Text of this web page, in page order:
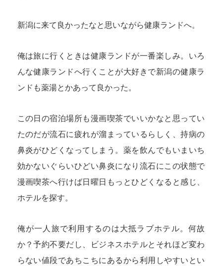
新潟に来て良かったなと思いながら健康ランドへ。
俺は旅に行くときは健康ランドが一番楽しみ。いろ
んな健康ランドへ行くことが大好きで新潟の健康ラ
ンドも薬湯とかあって良かった。
この日の宿泊場所も漫画喫茶でいいかなと思ってい
たのだが流石に疲れが溜まっているらしく、持病の
鼻炎がひどくなってしまう。薬を飲んでもいまいち
効かないぐらいひどい鼻炎になり流石にこの状態で
漫画喫茶へ行けば日曜日もっとひどくなると感じ、
ホテルを探す。
俺が一人旅で利用するのは大抵ラブホテル。何故
か？予約不要だし、ビジネスホテルとそれほど変わ
らない値段であちこちにあるから利用しやすいとい